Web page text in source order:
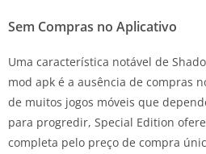
Sem Compras no Aplicativo
Uma característica notável de
mod apk é a ausência de compras
de muitos jogos móveis que
para progredir, Special Edition
completa pelo preço de compra